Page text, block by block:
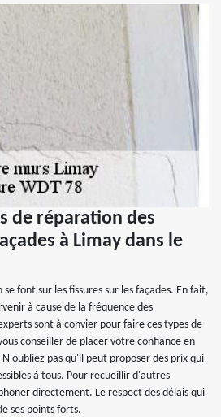
de réparation des
à Limay dans le
font sur les fissures sur les façades. En fait,
à cause de la fréquence des
sont à convier pour faire ces types de
conseiller de placer votre confiance en
pas qu'il peut proposer des prix qui
à tous. Pour recueillir d'autres
directement. Le respect des délais qui
ses points forts.